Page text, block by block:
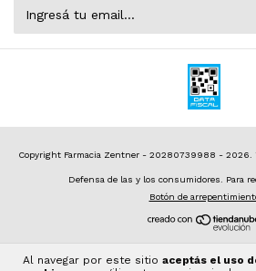
Al navegar por este sitio aceptás el uso
Copyright Farmacia Zentner - 20280739988 - 2026.
Defensa de las y los consumidores. Para
Botón de